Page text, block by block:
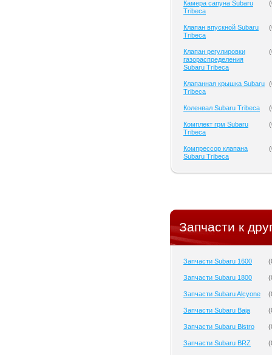
Камера сапуна Subaru
Tribeca
(
Клапан впускной Subaru
Tribeca
(
Клапан регулировки
газораспределения
Subaru Tribeca
(
Клапанная крышка Subaru
Tribeca
(
Коленвал Subaru Tribeca (
Комплект грм Subaru
Tribeca
(
Компрессор клапана
Subaru Tribeca
(
Запчасти к
Запчасти Subaru 1600 (
Запчасти Subaru 1800 (
Запчасти Subaru Alcyone (
Запчасти Subaru Baja (
Запчасти Subaru Bistro (
Запчасти Subaru BRZ (